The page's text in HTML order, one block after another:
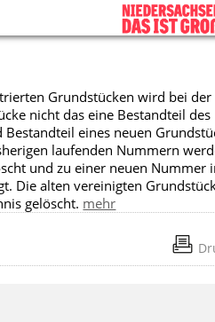
Grundstücken wird beider
nicht das eine Bestandteil des
eines neuen
laufenden Nummern
und zu einer neuen Nummer
Die alten vereinigten
gelöscht. mehr